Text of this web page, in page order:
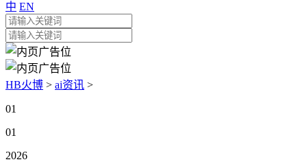
中 EN
HB火博 > ai资讯 >
01
01
2026